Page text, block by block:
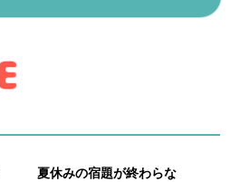
夏休みの宿題が終わらな